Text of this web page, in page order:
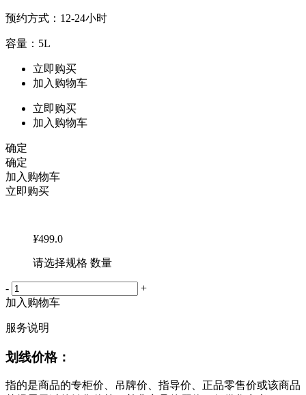
预约方式：12-24小时
容量：5L
立即购买
加入购物车
立即购买
加入购物车
确定
确定
加入购物车
立即购买
¥499.0
请选择规格 数量
-
+
加入购物车
服务说明
划线价格：
指的是商品的专柜价、吊牌价、指导价、正品零售价或该商品